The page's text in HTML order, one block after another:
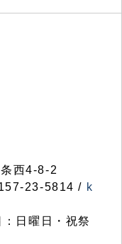
西4-8-2
23-5814 / k
日曜日・祝祭